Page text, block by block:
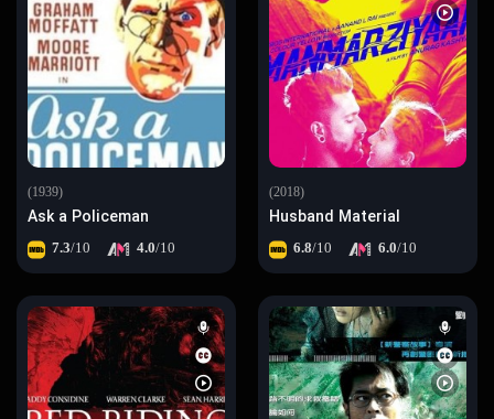
(2018)
Husband Material
6.8/10 6.0/10
(1939)
Ask a Policeman
7.3/10 4.0/10